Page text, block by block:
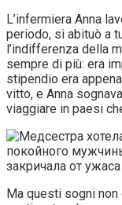
L’infermiera Anna
periodo, si abituò a
l’indifferenza della
sempre di più: era
stipendio era
vitto, e Anna
viaggiare in paesi
Ma questi sogni